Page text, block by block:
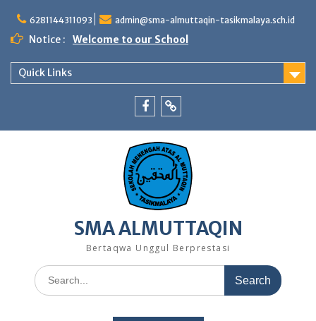
content
6281144311093 admin@sma-almuttaqin-tasikmalaya.sch.id
Notice : Welcome to our School
Quick Links
SMA ALMUTTAQIN
Bertaqwa Unggul Berprestasi
Search
for: